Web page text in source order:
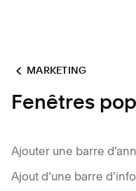
MARKETING
Fenêtres
Ajouter une barre
Ajout d’une barre